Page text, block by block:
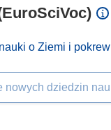
nauki o Ziemi i
nowych dziedzin